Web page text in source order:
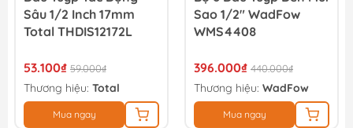
Sâu 1/2 Inch 17mm
Total THDIS12172L
53.100₫ 59.000₫
Thương hiệu: Total
Mua ngay
Sao 1/2" WadFow
WMS4408
396.000₫ 440.000₫
Thương hiệu: WadFow
Mua ngay